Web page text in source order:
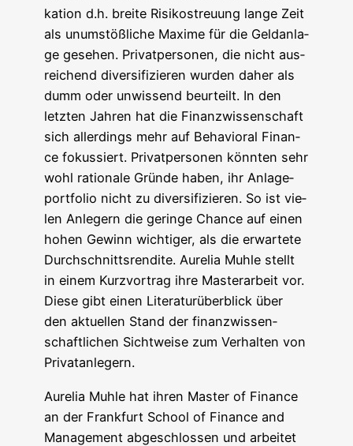
ka­ti­on d.h. brei­te Risi­ko­streu­ung lan­ge Zeit
als unum­stöß­li­che Maxi­me für die Geld­an­la­
ge gese­hen. Pri­vat­per­so­nen, die nicht aus­
rei­chend diver­si­fi­zie­ren wur­den daher als
dumm oder unwis­send beur­teilt. In den
letz­ten Jah­ren hat die Finanz­wis­sen­schaft
sich aller­dings mehr auf Beha­vi­oral Finan­
ce fokus­siert. Pri­vat­per­so­nen könn­ten sehr
wohl ratio­na­le Grün­de haben, ihr Anla­ge­
port­fo­lio nicht zu diver­si­fi­zie­ren. So ist vie­
len Anle­gern die gerin­ge Chan­ce auf einen
hohen Gewinn wich­ti­ger, als die erwar­te­te
Durch­schnitts­ren­di­te. Aure­lia Muh­le stellt
in einem Kurz­vor­trag ihre Mas­ter­ar­beit vor.
Die­se gibt einen Lite­ra­tur­über­blick über
den aktu­el­len Stand der finanz­wis­sen­
schaft­li­chen Sicht­wei­se zum Ver­hal­ten von
Privatanlegern.
Aure­lia Muh­le hat ihren Mas­ter of Finan­ce
an der Frank­furt School of Finan­ce and
Manage­ment abge­schlos­sen und arbei­tet